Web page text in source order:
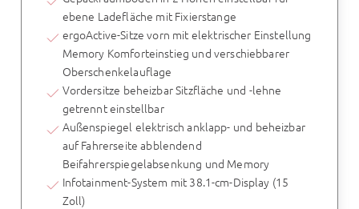
ebene Ladefläche mit Fixierstange
ergoActive-Sitze vorn mit elektrischer Einstellung
Memory Komforteinstieg und verschiebbarer
Oberschenkelauflage
Vordersitze beheizbar Sitzfläche und -lehne
getrennt einstellbar
Außenspiegel elektrisch anklapp- und beheizbar
auf Fahrerseite abblendend
Beifahrerspiegelabsenkung und Memory
Infotainment-System mit 38.1-cm-Display (15
Zoll)